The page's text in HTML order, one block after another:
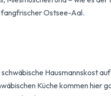
Ostsee-Aal.
Hausmannskost
Küche kommen hier